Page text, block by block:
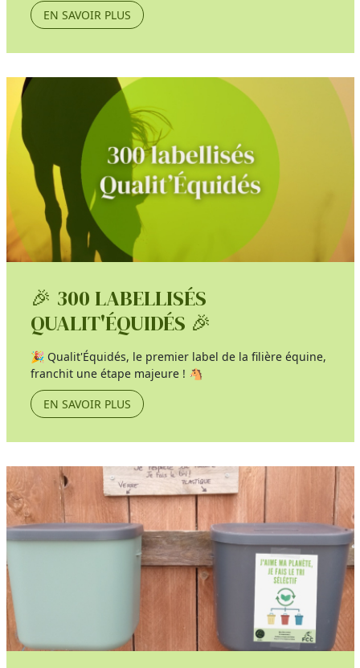
EN SAVOIR PLUS
🎉 300 LABELLISÉS
QUALIT'ÉQUIDÉS 🎉
🎉 Qualit'Équidés, le premier label de la filière équine,
franchit une étape majeure ! 🐴
EN SAVOIR PLUS